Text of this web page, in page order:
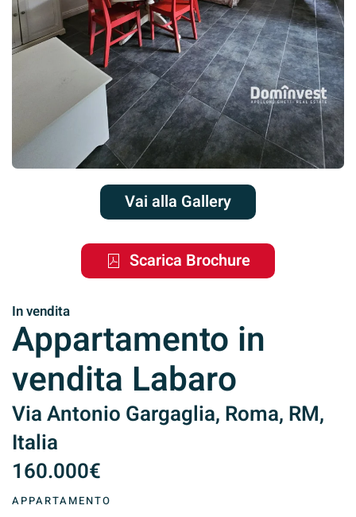
Vai alla Gallery
Scarica Brochure
In vendita
Appartamento in
vendita Labaro
Via Antonio Gargaglia, Roma, RM,
Italia
160.000€
APPARTAMENTO